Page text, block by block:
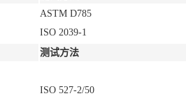
ASTM D785
ISO 2039-1
测试方法
ISO 527-2/50